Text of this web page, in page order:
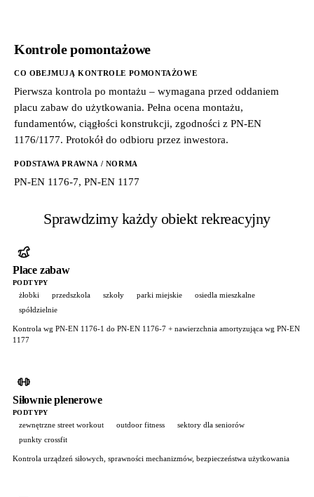
Kontrole pomontażowe
CO OBEJMUJĄ KONTROLE POMONTAŻOWE
Pierwsza kontrola po montażu – wymagana przed oddaniem
placu zabaw do użytkowania. Pełna ocena montażu,
fundamentów, ciągłości konstrukcji, zgodności z PN-EN
1176/1177. Protokół do odbioru przez inwestora.
PODSTAWA PRAWNA / NORMA
PN-EN 1176-7, PN-EN 1177
Sprawdzimy każdy obiekt rekreacyjny
Place zabaw
PODTYPY
żłobki przedszkola szkoły parki miejskie
osiedla mieszkalne
spółdzielnie
Kontrola wg PN-EN 1176-1 do PN-EN 1176-7 + nawierzchnia amortyzująca wg PN-EN
1177
Siłownie plenerowe
PODTYPY
zewnętrzne street workout outdoor fitness
sektory dla seniorów
punkty crossfit
Kontrola urządzeń siłowych, sprawności mechanizmów, bezpieczeństwa użytkowania